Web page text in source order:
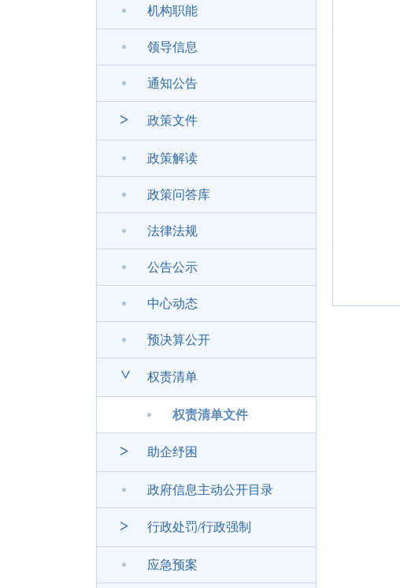
机构职能
领导信息
通知公告
> 政策文件
政策解读
政策问答库
法律法规
公告公示
中心动态
预决算公开
> 权责清单
权责清单文件
> 助企纾困
政府信息主动公开目录
> 行政处罚/行政强制
应急预案